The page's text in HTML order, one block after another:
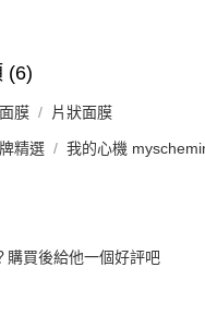
(6)
膜 片狀面膜
精選 我的心機
購買後給他一個好評吧